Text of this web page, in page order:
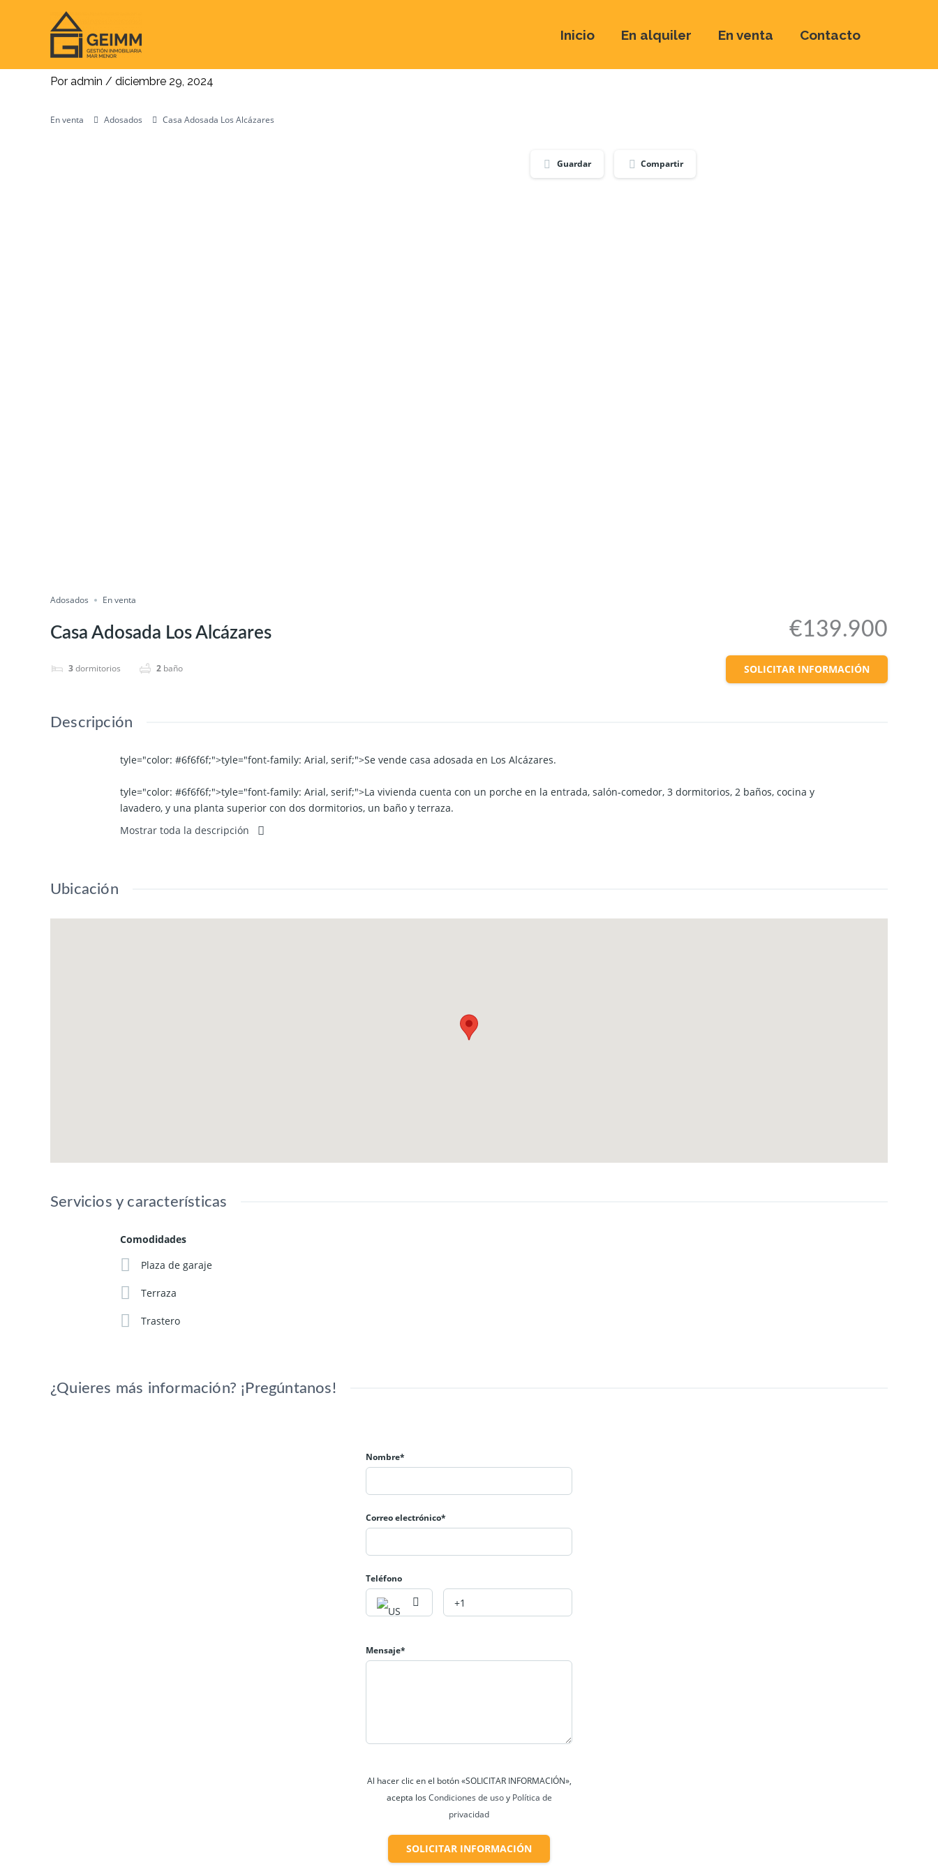
Inicio En alquiler En venta Contacto
Casa Adosada Los Alcázares
Por admin / diciembre 29, 2024
En venta Adosados Casa Adosada Los Alcázares
Guardar Compartir
Adosados En venta
Casa Adosada Los Alcázares
3dormitorios 2 baño
€139.900
SOLICITAR INFORMACIÓN
Descripción
tyle="color: #6f6f6f;">tyle="font-family: Arial, serif;">Se vende casa adosada en Los Alcázares.
tyle="color: #6f6f6f;">tyle="font-family: Arial, serif;">La vivienda cuenta con un porche en la entrada, salón-comedor, 3 dormitorios, 2 baños, cocina y
lavadero, y una planta superior con dos dormitorios, un baño y terraza.
tyle="font
Mostrar toda la descripción
Ubicación
Servicios y características
Comodidades
Plaza de garaje
Terraza
Trastero
¿Quieres más información? ¡Pregúntanos!
Nombre*
Correo electrónico*
Teléfono
Mensaje*
Al hacer clic en el botón «SOLICITAR INFORMACIÓN»,
acepta los Condiciones de usoy Política de
privacidad
SOLICITAR INFORMACIÓN